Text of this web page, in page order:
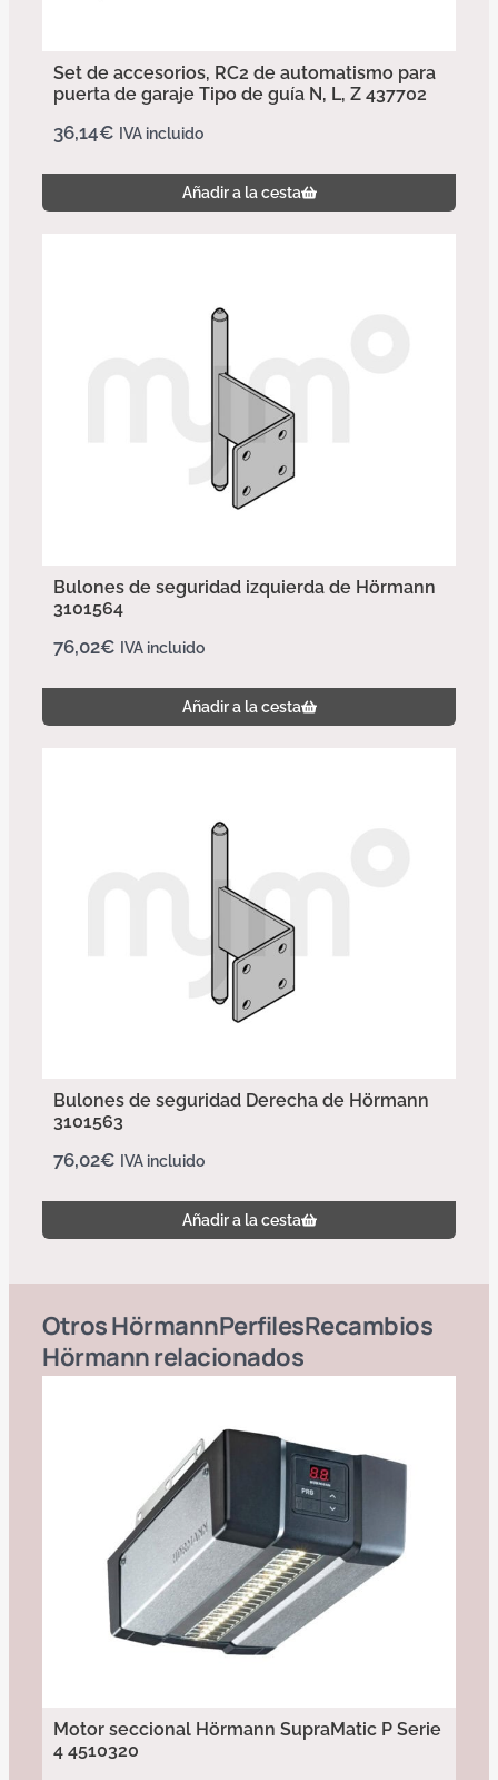
Set de accesorios, RC2 de automatismo para
puerta de garaje Tipo de guía N, L, Z 437702
36,14€ IVA incluido
Añadir a la cesta
Bulones de seguridad izquierda de Hörmann
3101564
76,02€ IVA incluido
Añadir a la cesta
Bulones de seguridad Derecha de Hörmann
3101563
76,02€ IVA incluido
Añadir a la cesta
OtrosHörmannPerfilesRecambios
Hörmannrelacionados
Motor seccional Hörmann SupraMatic P Serie
4 4510320